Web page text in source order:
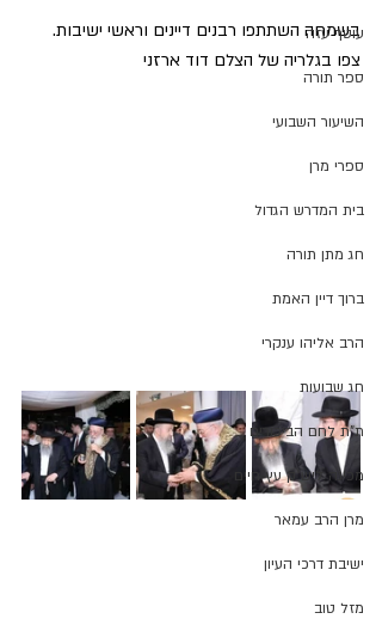
עוטף עזה
ספר תורה
השיעור השבועי
ספרי מרן
בית המדרש הגדול
חג מתן תורה
ברוך דיין האמת
הרב אליהו ענקרי
חג שבועות
ת"ת לחם הביכורים
מכינה ליש"ק עץ חיים
מרן הרב עמאר
ישיבת דרכי העיון
מזל טוב
בשמחה השתתפו רבנים דיינים וראשי ישיבות.
צפו בגלריה של הצלם דוד ארזני